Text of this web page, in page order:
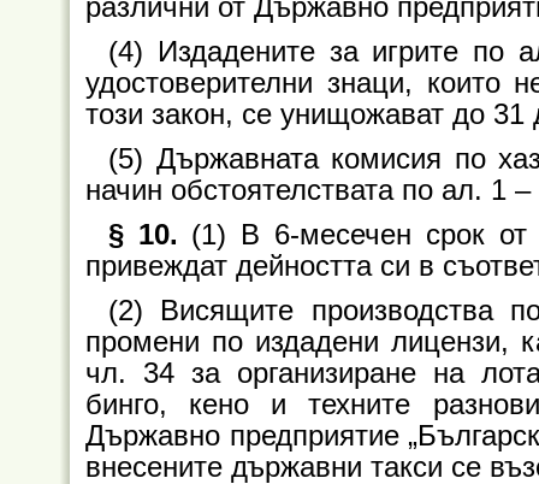
различни от Държавно
(4) Издадените за игрите по
удостоверителни знаци, които
този закон, се унищожават до
(5) Държавната комисия по
начин обстоятелствата по ал. 1 –
§ 10. (1) В 6-месечен срок от
привеждат дейността си в
(2) Висящите производства
промени по издадени лицензи,
чл. 34 за организиране на
бинго, кено и техните
Държавно предприятие
внесените държавни такси се